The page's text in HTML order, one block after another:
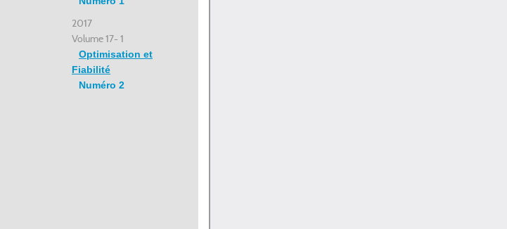
2017
Volume 17- 1
Optimisation et
Fiabilité
Numéro 2